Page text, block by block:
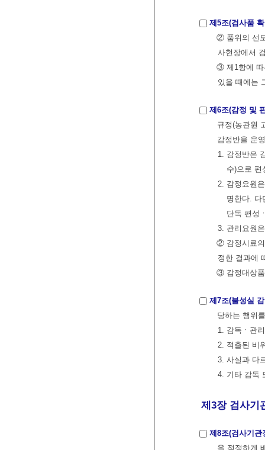
제5조(검사품
② 품위의 선
사현장에서
③ 제1항에 따
있을 때에는
제6조(감정 및
규정(농관원
감정반을 운
1. 감정반은
수)으로
2. 감정요원
명한다. 다
단독 편성
3. 관리요원
② 감정시료의
정한 결과에
③ 감정대상
제7조(불성실
당하는 행위
1. 감독ㆍ관
2. 적출된 비
3. 사실과 다
4. 기타 감독
제3장 검사기
제8조(검사기관
을 적정하게